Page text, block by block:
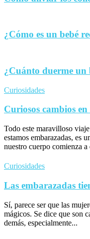
¿Cómo es un bebé
¿Cuánto duerme un
Curiosidades
Curiosos cambios
Todo este maravilloso
estamos embarazadas, es
nuestro cuerpo comienza
Curiosidades
Las embarazadas
Sí, parece ser que las
mágicos. Se dice que son
demás, especialmente...